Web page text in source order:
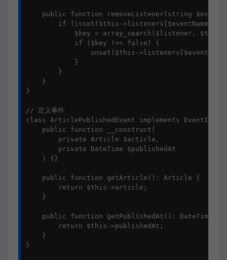
public function removeListener(string
if (isset($this->listeners[$eventName]))
$key = array_search($listener,
            if ($key !== false) {
unset($this-
            }
        }
    }
}
// 定义事件
class ArticlePublishedEvent implements
    public function __construct(
        private Article $article,
        private DateTime $publishedAt
    ) {}
    public function getArticle(): Article {
        return $this->article;
    }
    public function getPublishedAt(): DateTime {
        return $this->publishedAt;
    }
}